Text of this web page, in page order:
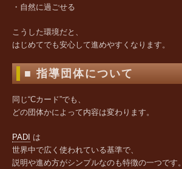
・自然に過ごせる
こうした環境だと、
はじめてでも安心して進めやすくなります。
■ 指導団体について
同じ“Cカード”でも、
どの団体かによって内容は変わります。
PADI は
世界中で広く使われている基準で、
説明や進め方がシンプルなのも特徴の一つです。